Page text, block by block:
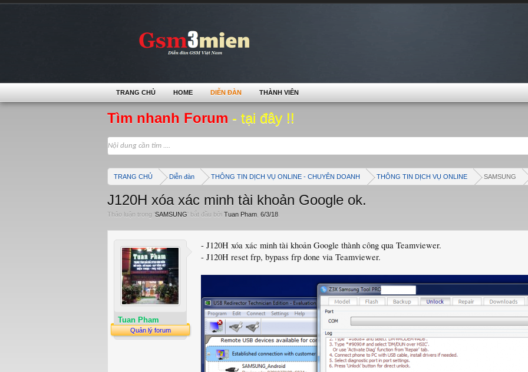
Tìm nhanh Forum - tại đây !!
TRANG CHỦ Diễn đàn THÔNG TIN DỊCH VỤ ONLINE - CHUYÊN DOANH THÔNG TIN DỊCH VỤ ONLINE SAMSUNG
J120H xóa xác minh tài khoản Google ok.
Thảo luận trong 'SAMSUNG' bắt đầu bởi Tuan Pham 6/3/18
Tuan Pham
Quản lý forum
- J120H xóa xác minh tài khoản Google thành công qua Teamviewer.
- J120H reset frp, bypass frp done via Teamviewer.
TRANG CHỦ HOME DIỄN ĐÀN THÀNH VIÊN